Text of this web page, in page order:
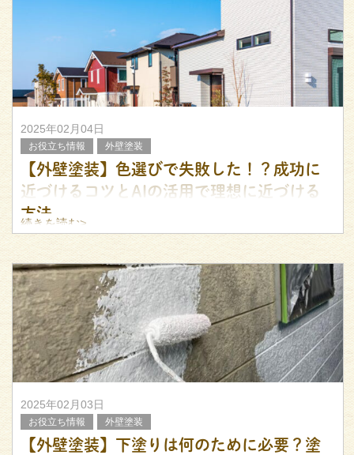
築24年の木造アパートです。
2025年02月04日
お役立ち情報 外壁塗装
【外壁塗装】色選びで失敗した！？成功に
近づけるコツとAIの活用で理想に近づける
方法
福岡県にて外壁塗装をはじめとしたリフォームを承ってお
ります、リフォームのIRCです。
外壁塗装は一度行ってしまうと、少なくとも10年先までや
り直しができないため、施工はもちろん、計画は慎重に行
いたいもの。
なかで
続きを読む>
2025年02月03日
お役立ち情報 外壁塗装
【外壁塗装】下塗りは何のために必要？塗